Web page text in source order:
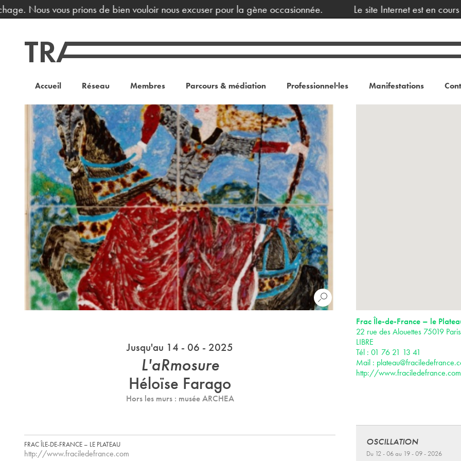
Nous vous prions de bien vouloir nous excuser pour la gène occasionnée. Le site Internet est en cours
Accueil Réseau Membres Parcours & médiation Professionnel·les Manifestations
Jusqu'au 14 - 06 - 2025
L'aRmosure
Héloïse Farago
Hors les murs : musée ARCHEA
FRAC ÎLE-DE-FRANCE – LE PLATEAU
http://www.fraciledefrance.com
Frac Île-de-France – le
22 rue des Alouettes 75019
LIBRE
Tél : 01 76 21 13 41
Mail :
http://www.fraciledefrance.com
OSCILLATION
Du 12 - 06 au 19 - 09 - 2026